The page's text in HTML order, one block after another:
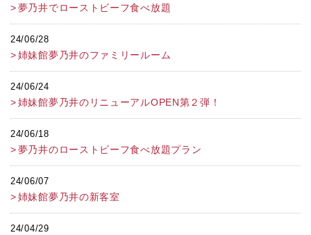
夢乃井でローストビーフ食べ放題
24/06/28
姉妹館夢乃井のファミリールーム
24/06/24
姉妹館夢乃井のリニューアルOPEN第２弾！
24/06/18
夢乃井のローストビーフ食べ放題プラン
24/06/07
姉妹館夢乃井の新客室
24/04/29